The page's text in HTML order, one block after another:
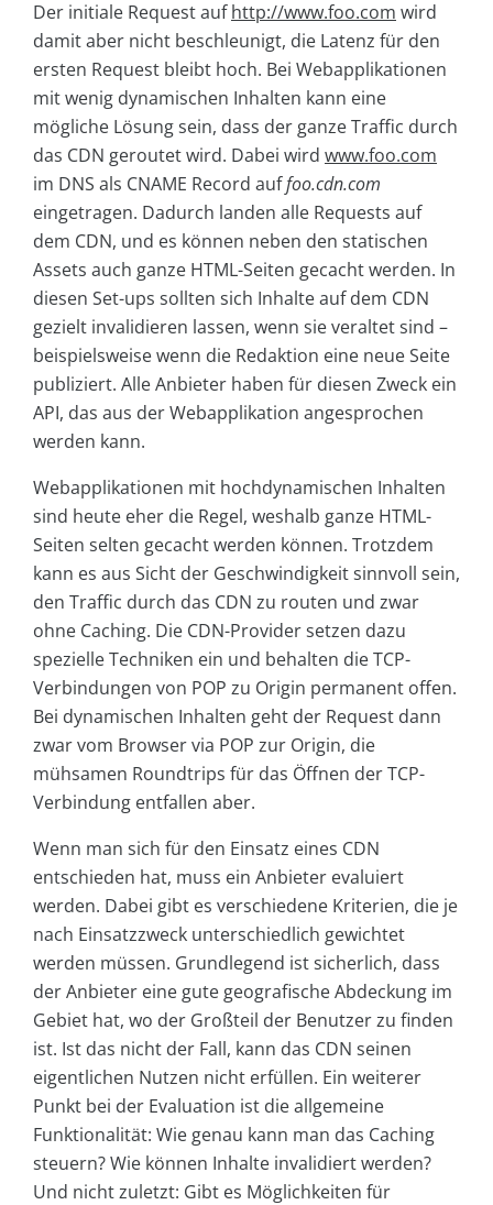
Der initiale Request aufhttp://www.foo.com wird
damit aber nicht beschleunigt, die Latenz für den
ersten Request bleibt hoch. Bei Webapplikationen
mit wenig dynamischen Inhalten kann eine
mögliche Lösung sein, dass der ganze Traffic durch
das CDN geroutet wird. Dabei wird www.foo.com
im DNS als CNAME Record auffoo.cdn.com
eingetragen. Dadurch landen alle Requests auf
dem CDN, und es können neben den statischen
Assets auch ganze HTML-Seiten gecacht werden. In
diesen Set-ups sollten sich Inhalte auf dem CDN
gezielt invalidieren lassen, wenn sie veraltet sind –
beispielsweise wenn die Redaktion eine neue Seite
publiziert. Alle Anbieter haben für diesen Zweck ein
API, das aus der Webapplikation angesprochen
werden kann.
Webapplikationen mit hochdynamischen Inhalten
sind heute eher die Regel, weshalb ganze HTML-
Seiten selten gecacht werden können. Trotzdem
kann es aus Sicht der Geschwindigkeit sinnvoll sein,
den Traffic durch das CDN zu routen und zwar
ohne Caching. Die CDN-Provider setzen dazu
spezielle Techniken ein und behalten die TCP-
Verbindungen von POP zu Origin permanent offen.
Bei dynamischen Inhalten geht der Request dann
zwar vom Browser via POP zur Origin, die
mühsamen Roundtrips für das Öffnen der TCP-
Verbindung entfallen aber.
Wenn man sich für den Einsatz eines CDN
entschieden hat, muss ein Anbieter evaluiert
werden. Dabei gibt es verschiedene Kriterien, die je
nach Einsatzzweck unterschiedlich gewichtet
werden müssen. Grundlegend ist sicherlich, dass
der Anbieter eine gute geografische Abdeckung im
Gebiet hat, wo der Großteil der Benutzer zu finden
ist. Ist das nicht der Fall, kann das CDN seinen
eigentlichen Nutzen nicht erfüllen. Ein weiterer
Punkt bei der Evaluation ist die allgemeine
Funktionalität: Wie genau kann man das Caching
steuern? Wie können Inhalte invalidiert werden?
Und nicht zuletzt: Gibt es Möglichkeiten für